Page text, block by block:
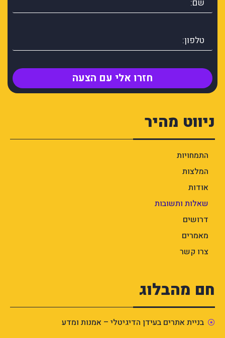
חזרו אלי עם הצעה
ניווט מהיר
התמחויות
המלצות
אודות
שאלות ותשובות
דרושים
מאמרים
צרו קשר
חם מהבלוג
בניית אתרים בעידן הדיגיטלי – אמנות ומדע